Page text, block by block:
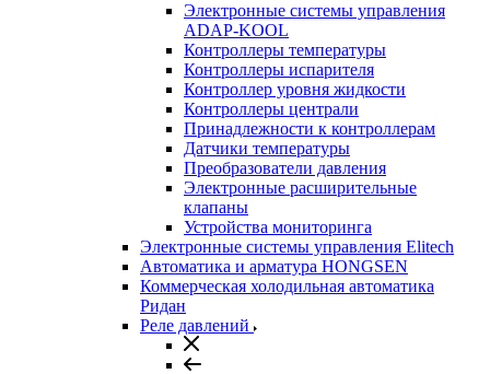
Электронные системы управления
ADAP-KOOL
Контроллеры температуры
Контроллеры испарителя
Контроллер уровня жидкости
Контроллеры централи
Принадлежности к контроллерам
Датчики температуры
Преобразователи давления
Электронные расширительные
клапаны
Устройства мониторинга
Электронные системы управления Elitech
Автоматика и арматура HONGSEN
Коммерческая холодильная автоматика
Ридан
Реле давлений